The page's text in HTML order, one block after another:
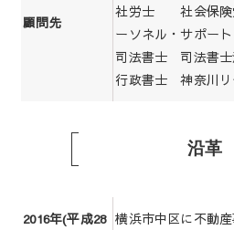
顧問先
社労士 社会保険
ーソネル・サポート
司法書士 司法書士
行政書士 神奈川リ
沿革
2016年(平成28 横浜市中区に不動